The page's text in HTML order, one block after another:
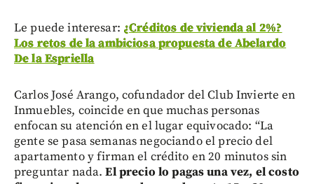
Le puede interesar: ¿Créditos de vivienda al 2%?
Los retos de la ambiciosa propuesta de Abelardo
De la Espriella
Carlos José Arango, cofundador del Club Invierte en
Inmuebles, coincide en que muchas personas
enfocan su atención en el lugar equivocado: “La
gente se pasa semanas negociando el precio del
apartamento y firman el crédito en 20 minutos sin
preguntar nada.El precio lo pagas una vez, el costo